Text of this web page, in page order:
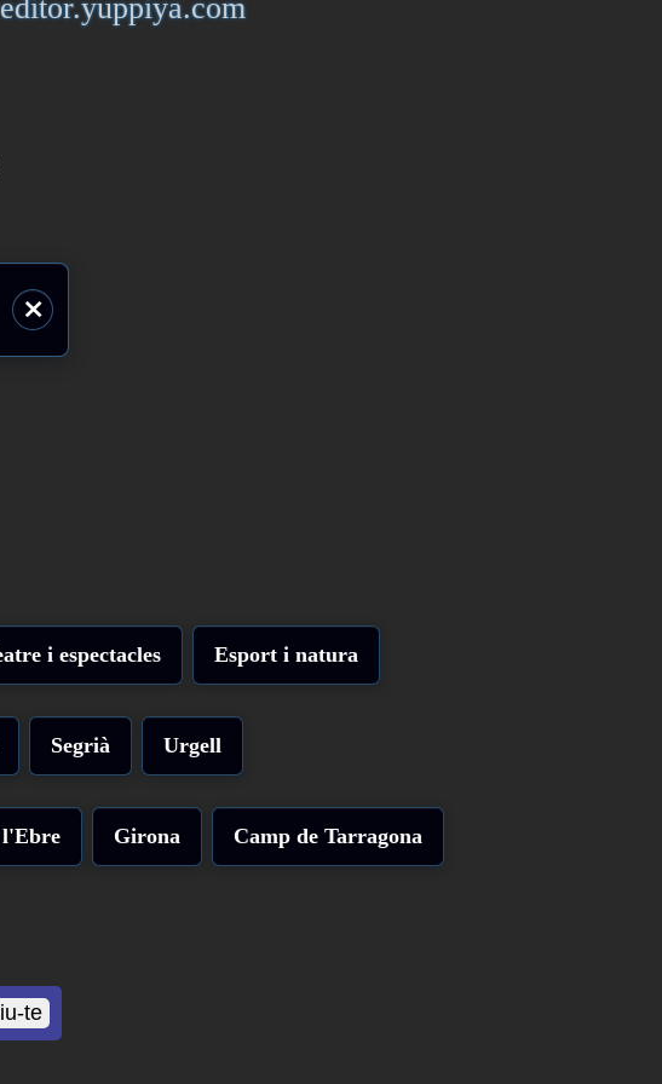
editor.yuppiya.com
⨯
i espectacles Esport i natura
Segrià Urgell
l'Ebre Girona Camp de Tarragona
te